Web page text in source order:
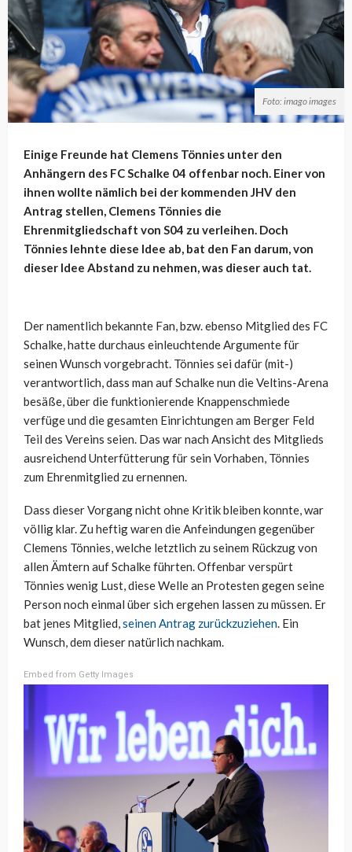
Foto: imago images
Einige Freunde hat Clemens Tönnies unter den
Anhängern des FC Schalke 04 offenbar noch. Einer von
ihnen wollte nämlich bei der kommenden JHV den
Antrag stellen, Clemens Tönnies die
Ehrenmitgliedschaft von S04 zu verleihen. Doch
Tönnies lehnte diese Idee ab, bat den Fan darum, von
dieser Idee Abstand zu nehmen, was dieser auch tat.
Der namentlich bekannte Fan, bzw. ebenso Mitglied des FC
Schalke, hatte durchaus einleuchtende Argumente für
seinen Wunsch vorgebracht. Tönnies sei dafür (mit-)
verantwortlich, dass man auf Schalke nun die Veltins-Arena
besäße, über die funktionierende Knappenschmiede
verfüge und die gesamten Einrichtungen am Berger Feld
Teil des Vereins seien. Das war nach Ansicht des Mitglieds
ausreichend Unterfütterung für sein Vorhaben, Tönnies
zum Ehrenmitglied zu ernennen.
Dass dieser Vorgang nicht ohne Kritik bleiben konnte, war
völlig klar. Zu heftig waren die Anfeindungen gegenüber
Clemens Tönnies, welche letztlich zu seinem Rückzug von
allen Ämtern auf Schalke führten. Offenbar verspürt
Tönnies wenig Lust, diese Welle an Protesten gegen seine
Person noch einmal über sich ergehen lassen zu müssen. Er
bat jenes Mitglied,seinen Antrag zurückzuziehen. Ein
Wunsch, dem dieser natürlich nachkam.
Embed from Getty Images